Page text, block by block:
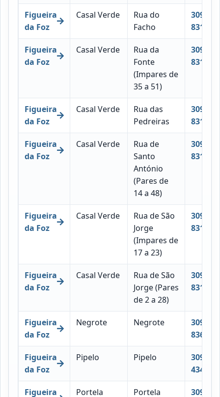
Figueira
da Foz
Casal Verde
Rua do
Facho
3090-
831
Figueira
da Foz
Casal Verde
Rua da
Fonte
(Impares de
35 a 51)
3090-
831
Figueira
da Foz
Casal Verde
Rua das
Pedreiras
3090-
831
Figueira
da Foz
Casal Verde
Rua de
Santo
António
(Pares de
14 a 48)
3090-
831
Figueira
da Foz
Casal Verde
Rua de São
Jorge
(Impares de
17 a 23)
3090-
831
Figueira
da Foz
Casal Verde
Rua de São
Jorge (Pares
de 2 a 28)
3090-
831
Figueira
da Foz
Negrote Negrote
3090-
836
Figueira
da Foz
Pipelo Pipelo
3090-
434
Figueira Portela Portela 3090-